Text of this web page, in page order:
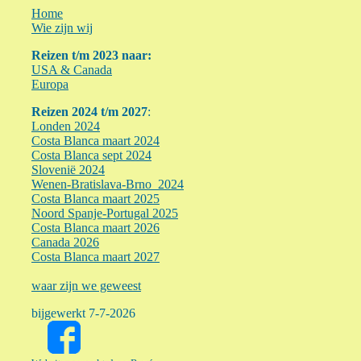
Home
Wie zijn wij
Reizen t/m 2023 naar:
USA & Canada
Europa
Reizen 2024 t/m 2027:
Londen 2024
Costa Blanca maart 2024
Costa Blanca sept 2024
Slovenië 2024
Wenen-Bratislava-Brno 2024
Costa Blanca maart 2025
Noord Spanje-Portugal 2025
Costa Blanca maart 2026
Canada 2026
Costa Blanca maart 2027
waar zijn we geweest
bijgewerkt 7-7-2026